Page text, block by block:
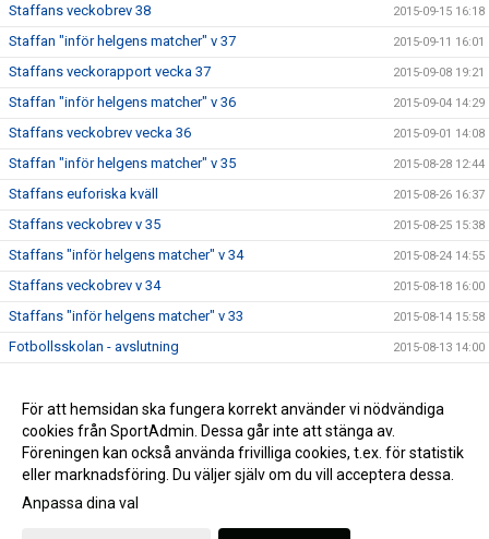
Staffans veckobrev 38 2015-09-15 16:18
Staffan "inför helgens matcher" v 37 2015-09-11 16:01
Staffans veckorapport vecka 37 2015-09-08 19:21
Staffan "inför helgens matcher" v 36 2015-09-04 14:29
Staffans veckobrev vecka 36 2015-09-01 14:08
Staffan "inför helgens matcher" v 35 2015-08-28 12:44
Staffans euforiska kväll 2015-08-26 16:37
Staffans veckobrev v 35 2015-08-25 15:38
Staffans "inför helgens matcher" v 34 2015-08-24 14:55
Staffans veckobrev v 34 2015-08-18 16:00
Staffans "inför helgens matcher" v 33 2015-08-14 15:58
Fotbollsskolan - avslutning 2015-08-13 14:00
Staffans veckobrev v 32 2015-08-04 09:07
Staffans “inför helgens matcher” v 31 2015-07-31 09:21
Gå till Webbversion
För att hemsidan ska fungera korrekt använder vi nödvändiga
cookies från SportAdmin. Dessa går inte att stänga av.
Föreningen kan också använda frivilliga cookies, t.ex. för statistik
eller marknadsföring. Du väljer själv om du vill acceptera dessa.
Anpassa dina val